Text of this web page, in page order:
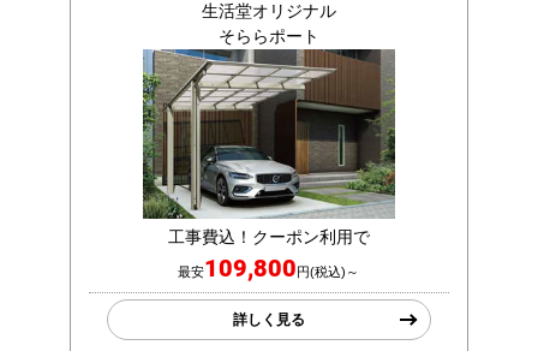
生活堂オリジナル
そららポート
工事費込！クーポン利用で
最安109,800円(税込)～
詳しく見る